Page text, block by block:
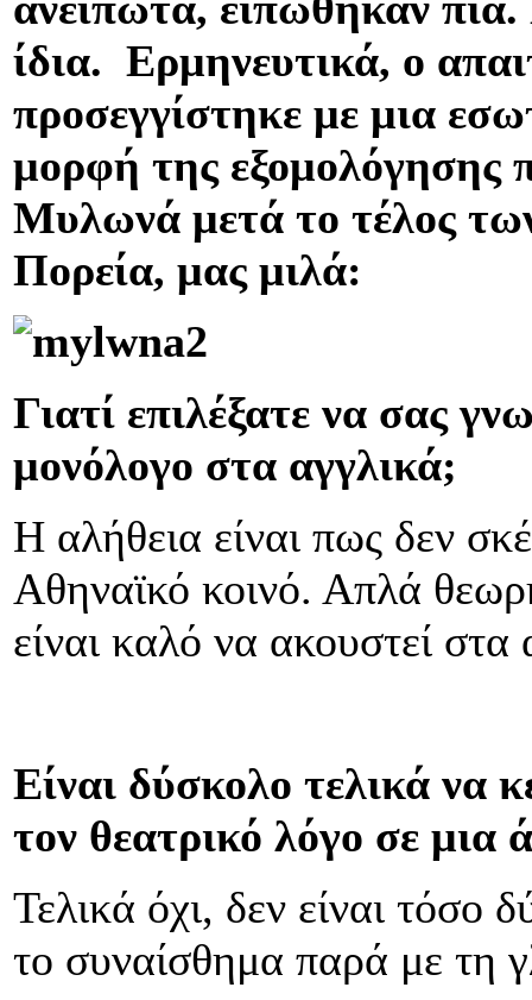
ίδια. Ερμηνευτικά, ο
προσεγγίστηκε με μια
μορφή της
Μυλωνά μετά το τέλος
Πορεία, μας μιλά:
Γιατί επιλέξατε να σας
μονόλογο στα αγγλικά;
Η αλήθεια είναι πως δεν
Αθηναϊκό κοινό. Απλά
είναι καλό να ακουστεί στα
Είναι δύσκολο τελικά να
τον θεατρικό λόγο σε
Τελικά όχι, δεν είναι τόσο
το συναίσθημα παρά με τη